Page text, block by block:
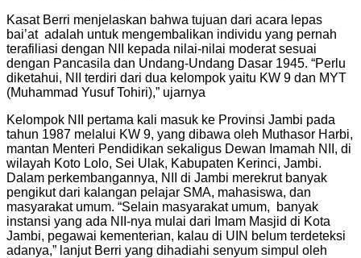
Kasat Berri menjelaskan bahwa tujuan dari acara lepas
bai’at adalah untuk mengembalikan individu yang pernah
terafiliasi dengan NII kepada nilai-nilai moderat sesuai
dengan Pancasila dan Undang-Undang Dasar 1945. “Perlu
diketahui, NII terdiri dari dua kelompok yaitu KW 9 dan MYT
(Muhammad Yusuf Tohiri),” ujarnya
Kelompok NII pertama kali masuk ke Provinsi Jambi pada
tahun 1987 melalui KW 9, yang dibawa oleh Muthasor Harbi,
mantan Menteri Pendidikan sekaligus Dewan Imamah NII, di
wilayah Koto Lolo, Sei Ulak, Kabupaten Kerinci, Jambi.
Dalam perkembangannya, NII di Jambi merekrut banyak
pengikut dari kalangan pelajar SMA, mahasiswa, dan
masyarakat umum. “Selain masyarakat umum, banyak
instansi yang ada NII-nya mulai dari Imam Masjid di Kota
Jambi, pegawai kementerian, kalau di UIN belum terdeteksi
adanya,” lanjut Berri yang dihadiahi senyum simpul oleh